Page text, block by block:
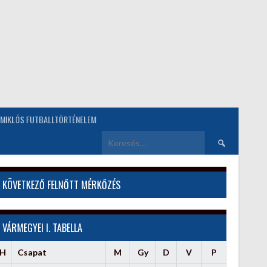
FUTBALLTÖRTÉNELEM
Keresés:
KÖVETKEZŐ FELNŐTT MÉRKŐZÉS
VÁRMEGYEI I. TABELLA
H Csapat M Gy D V P